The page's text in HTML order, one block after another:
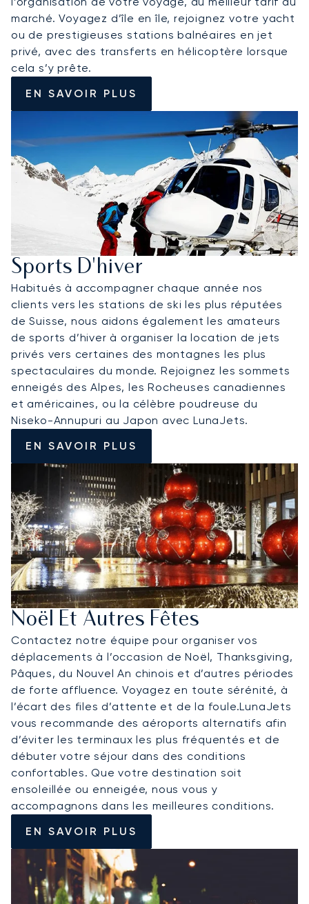
marché. Voyagez d’île en île, rejoignez votre yacht
ou de prestigieuses stations balnéaires en jet
privé, avec des transferts en hélicoptère lorsque
cela s’y prête.
EN SAVOIR PLUS
Sports D'hiver
Habitués à accompagner chaque année nos
clients vers les stations de ski les plus réputées
de Suisse, nous aidons également les amateurs
de sports d’hiver à organiser la location de jets
privés vers certaines des montagnes les plus
spectaculaires du monde. Rejoignez les sommets
enneigés des Alpes, les Rocheuses canadiennes
et américaines, ou la célèbre poudreuse du
Niseko-Annupuri au Japon avec LunaJets.
EN SAVOIR PLUS
Noël Et Autres Fêtes
Contactez notre équipe pour organiser vos
déplacements à l’occasion de Noël, Thanksgiving,
Pâques, du Nouvel An chinois et d’autres périodes
de forte affluence. Voyagez en toute sérénité, à
l’écart des files d’attente et de la foule.LunaJets
vous recommande des aéroports alternatifs afin
d’éviter les terminaux les plus fréquentés et de
débuter votre séjour dans des conditions
confortables. Que votre destination soit
ensoleillée ou enneigée, nous vous y
accompagnons dans les meilleures conditions.
EN SAVOIR PLUS